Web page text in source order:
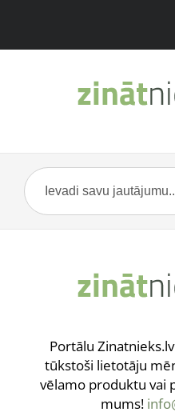
Portālu
tūkstoši lietotāju
vēlamo produktu vai
mums!